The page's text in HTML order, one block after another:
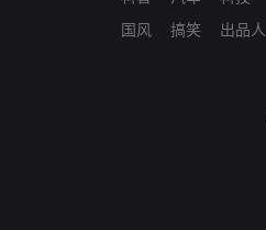
国风
搞笑
出品人